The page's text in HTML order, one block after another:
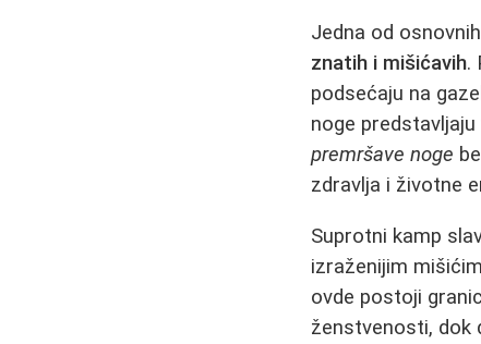
Jedna od
znatih i mišićavih.
podsećaju na
noge
premršave noge
zdravlja i životne
Suprotni kamp
izraženijim
ovde postoji
ženstvenosti, dok